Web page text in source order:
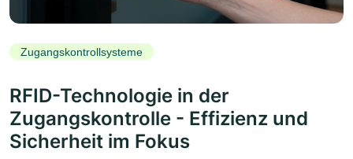
Zugangskontrollsysteme
RFID-Technologie in der
Zugangskontrolle - Effizienz und
Sicherheit im Fokus